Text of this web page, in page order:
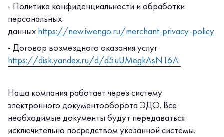
- Политика конфиденциальности и обработки
персональных
данных https://new.iwengo.ru/merchant-privacy-policy
- Договор возмездного оказания услуг
https://disk.yandex.ru/d/d5uUMegkAsN16A
Наша компания работает через систему
электронного документооборота ЭДО. Все
необходимые документы будут передаваться
исключительно посредством указанной системы.